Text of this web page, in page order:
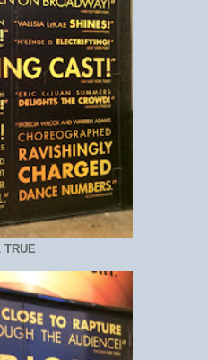
TRUE